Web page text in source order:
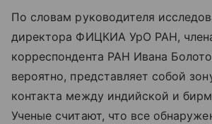
По словам руководителя
директора ФИЦКИА УрО РАН,
корреспондента РАН Ивана
вероятно, представляет собой
контакта между индийской и
Ученые считают, что все